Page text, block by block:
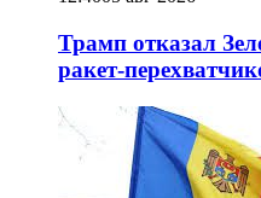
Трамп отказал
ракет-